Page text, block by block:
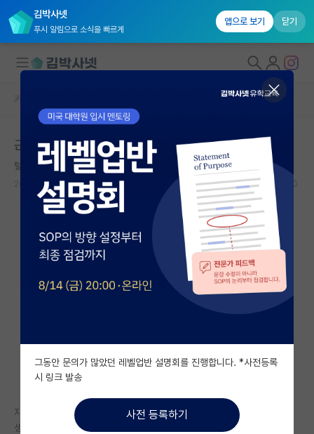
김박사넷
푸시 알림으로 소식을 빠르게
앱으로 보기 닫기
대학원생 모집
국내대학원 정보
연구실&오픈랩
커뮤니티
커뮤니티 홈
전체글보기
베스트 게시판
자유 게시판(아무개랩)
미국 유학 게시판
미국 대학원 합격 후기 게시판
대학원생 모집 게시판
커뮤니티 홈
근데 대학원생이 돈 밝히는 게 뭐가 문제지
털털한 쇠렌 키르케고르
2024.04.01 21 6591
자취하는데 드는 비용
생활비
그동안 문의가 많았던 레벨업반 설명회를 진행합니다. *사전등록
시 링크 발송
사전 등록하기